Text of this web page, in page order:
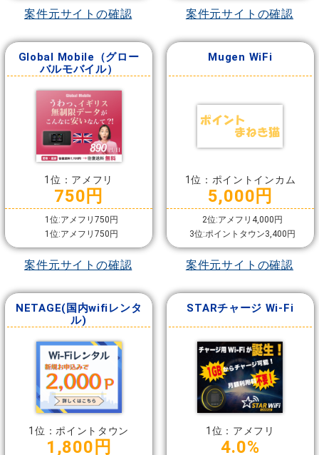
案件元サイトの確認 案件元サイトの確認
Global Mobile（グロー
バルモバイル）
1位：アメフリ
750円
1位:アメフリ750円
1位:アメフリ750円
案件元サイトの確認
Mugen WiFi
1位：ポイントインカム
5,000円
2位:アメフリ4,000円
3位:ポイントタウン3,400円
案件元サイトの確認
NETAGE(国内wifiレンタ
ル)
1位：ポイントタウン
1,800円
STARチャージ Wi-Fi
1位：アメフリ
4.0%